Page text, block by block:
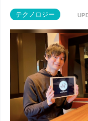
テクノロジー